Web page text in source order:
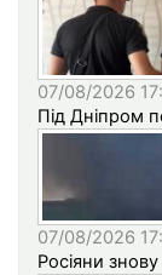
07/08/2026
Під Дніпром
07/08/2026
Росіяни